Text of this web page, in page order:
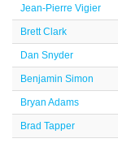
Jean-Pierre Vigier
Brett Clark
Dan Snyder
Benjamin Simon
Bryan Adams
Brad Tapper